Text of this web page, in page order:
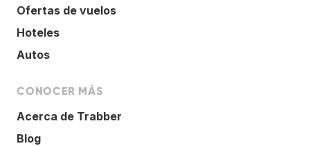
Ofertas de vuelos
Hoteles
Autos
CONOCER MÁS
Acerca de Trabber
Blog